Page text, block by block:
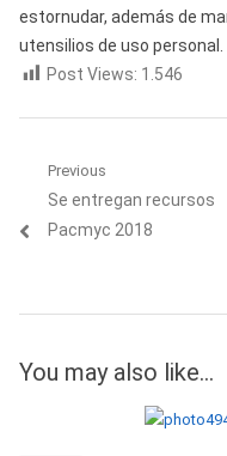
estornudar, además de
utensilios de uso personal.
Post Views: 1.546
Navegación
de
Previous
Previous
post:
Se entregan recursos
Pacmyc 2018
You may also like...